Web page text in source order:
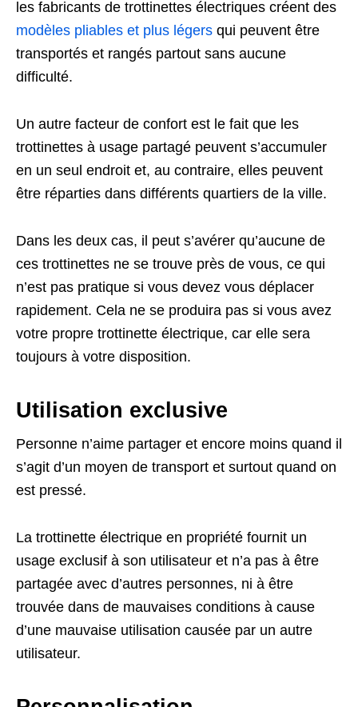
les fabricants de trottinettes électriques créent des
modèles pliables et plus légers qui peuvent être
transportés et rangés partout sans aucune
difficulté.
Un autre facteur de confort est le fait que les
trottinettes à usage partagé peuvent s’accumuler
en un seul endroit et, au contraire, elles peuvent
être réparties dans différents quartiers de la ville.
Dans les deux cas, il peut s’avérer qu’aucune de
ces trottinettes ne se trouve près de vous, ce qui
n’est pas pratique si vous devez vous déplacer
rapidement. Cela ne se produira pas si vous avez
votre propre trottinette électrique, car elle sera
toujours à votre disposition.
Utilisation exclusive
Personne n’aime partager et encore moins quand il
s’agit d’un moyen de transport et surtout quand on
est pressé.
La trottinette électrique en propriété fournit un
usage exclusif à son utilisateur et n’a pas à être
partagée avec d’autres personnes, ni à être
trouvée dans de mauvaises conditions à cause
d’une mauvaise utilisation causée par un autre
utilisateur.